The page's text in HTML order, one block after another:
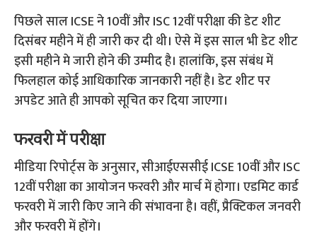
पिछले साल ICSE ने 10वीं और ISC 12वीं परीक्षा की डेट शीट
दिसंबर महीने में ही जारी कर दी थी। ऐसे में इस साल भी डेट शीट
इसी महीने मे जारी होने की उम्मीद है। हालांकि, इस संबंध में
फिलहाल कोई आधिकारिक जानकारी नहीं है। डेट शीट पर
अपडेट आते ही आपको सूचित कर दिया जाएगा।
फरवरी में परीक्षा
मीडिया रिपोर्ट्स के अनुसार, सीआईएससीई ICSE 10वीं और ISC
12वीं परीक्षा का आयोजन फरवरी और मार्च में होगा। एडमिट कार्ड
फरवरी में जारी किए जाने की संभावना है। वहीं, प्रैक्टिकल जनवरी
और फरवरी में होंगे।